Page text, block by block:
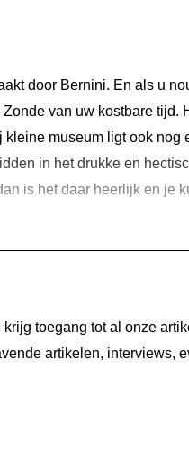
door Bernini. En als u
van uw kostbare tijd.
museum ligt ook
in het drukke en
is het daar heerlijk en je
toegang tot al onze
artikelen, interviews,